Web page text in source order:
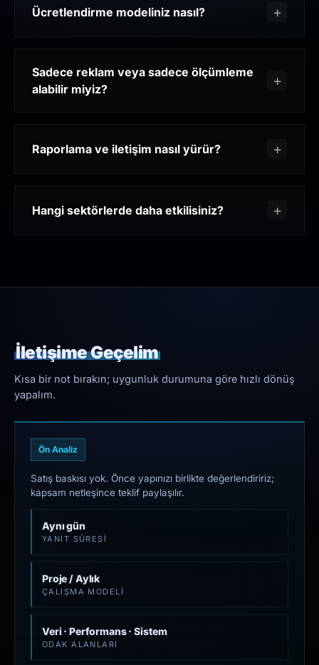
Ücretlendirme modeliniz nasıl?
Sadece reklam veya sadece ölçümleme
alabilir miyiz?
Raporlama ve iletişim nasıl yürür?
Hangi sektörlerde daha etkilisiniz?
İletişime Geçelim
Kısa bir not bırakın; uygunluk durumuna göre hızlı dönüş
yapalım.
Ön Analiz
Satış baskısı yok. Önce yapınızı birlikte değerlendiririz;
kapsam netleşince teklif paylaşılır.
Aynı gün
YANIT SÜRESI
Proje / Aylık
ÇALIŞMA MODELI
Veri · Performans · Sistem
ODAK ALANLARI